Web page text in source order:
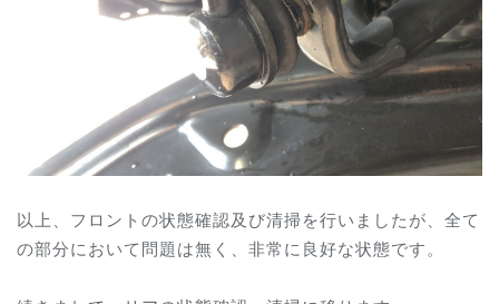
以上、フロントの状態確認及び清掃を行いましたが、全て
の部分において問題は無く、非常に良好な状態です。